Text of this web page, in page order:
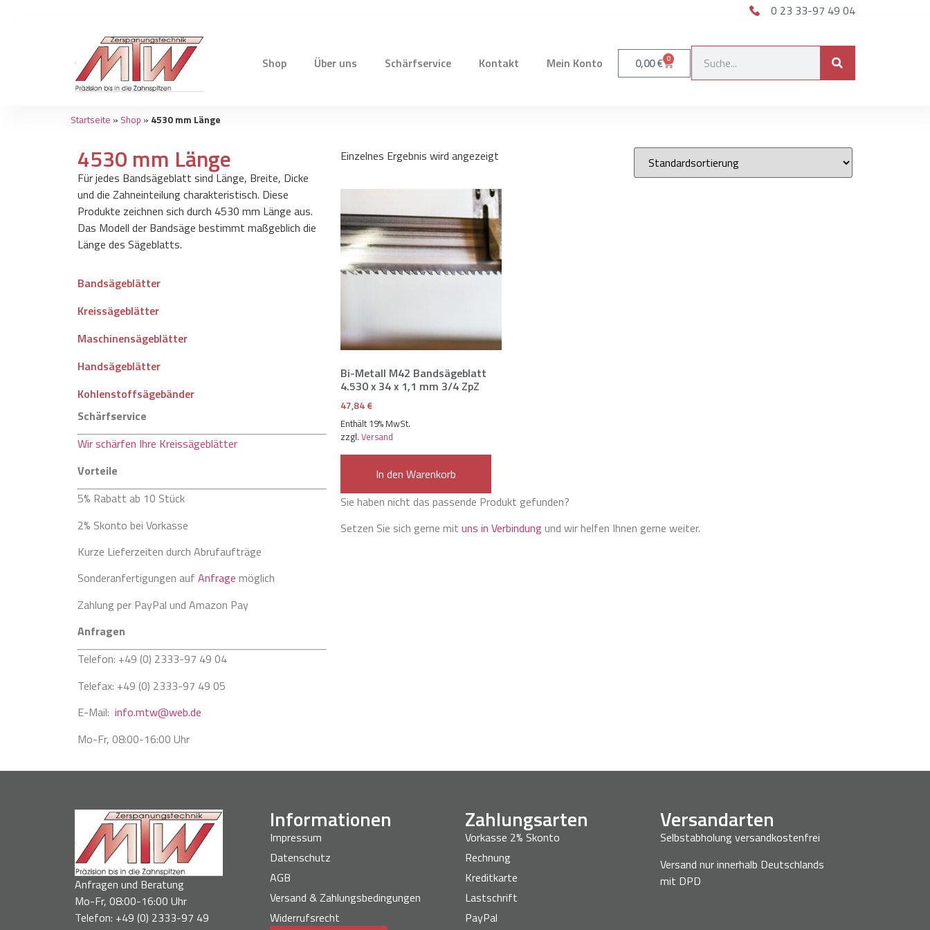
0 23 33-97 49 04
Shop Über uns Schärfservice Kontakt Mein Konto 0,00€ 0
Startseite » Shop » 4530 mm Länge
4530 mm Länge
Für jedes Bandsägeblatt sind Länge, Breite, Dicke
und die Zahneinteilung charakteristisch. Diese
Produkte zeichnen sich durch 4530 mm Länge aus.
Das Modell der Bandsäge bestimmt maßgeblich die
Länge des Sägeblatts.
Bandsägeblätter
Kreissägeblätter
Maschinensägeblätter
Handsägeblätter
Kohlenstoffsägebänder
Schärfservice
Wir schärfen Ihre Kreissägeblätter
Vorteile
5% Rabatt ab 10 Stück
2% Skonto bei Vorkasse
Kurze Lieferzeiten durch Abrufaufträge
Sonderanfertigungen auf Anfrage möglich
Zahlung per PayPal und Amazon Pay
Anfragen
Telefon: +49 (0) 2333-97 49 04
Telefax: +49 (0) 2333-97 49 05
E-Mail: info.mtw@web.de
Mo-Fr, 08:00-16:00 Uhr
Einzelnes Ergebnis wird angezeigt
Bi-Metall M42 Bandsägeblatt
4.530 x 34 x 1,1 mm 3/4 ZpZ
47,84€
Enthält 19% MwSt.
zzgl. Versand
In den Warenkorb
Sie haben nicht das passende Produkt gefunden?
Setzen Sie sich gerne mit uns in Verbindungund wir helfen Ihnen gerne weiter.
Anfragen und Beratung
Mo-Fr, 08:00-16:00 Uhr
Telefon: +49 (0) 2333-97 49
Informationen
Impressum
Datenschutz
AGB
Versand & Zahlungsbedingungen
Widerrufsrecht
Zahlungsarten
Vorkasse 2% Skonto
Rechnung
Kreditkarte
Lastschrift
PayPal
Versandarten
Selbstabholung versandkostenfrei
Versand nur innerhalb Deutschlands
mit DPD